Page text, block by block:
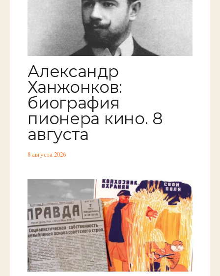
Александр
Ханжонков:
биография
пионера кино. 8
августа
8 августа 2026